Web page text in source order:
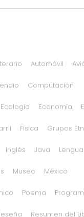
Automóvil
Computación
Ecología Economía
Física Grupos
Inglés Java Lengua
Museo México
Poema
Resumen del